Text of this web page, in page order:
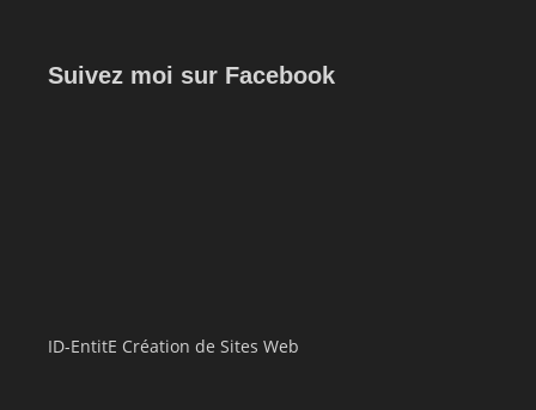
Suivez moi sur Facebook
ID-EntitE Création de Sites Web